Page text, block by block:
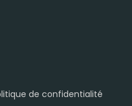
de confidentialité